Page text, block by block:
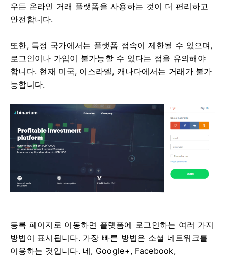
우든 온라인 거래 플랫폼을 사용하는 것이 더 편리하고
안전합니다.
또한, 특정 국가에서는 플랫폼 접속이 제한될 수 있으며,
로그인이나 가입이 불가능할 수 있다는 점을 유의해야
합니다. 현재 미국, 이스라엘, 캐나다에서는 거래가 불가
능합니다.
등록 페이지로 이동하면 플랫폼에 로그인하는 여러 가지
방법이 표시됩니다. 가장 빠른 방법은 소셜 네트워크를
이용하는 것입니다. 네, Google+, Facebook,